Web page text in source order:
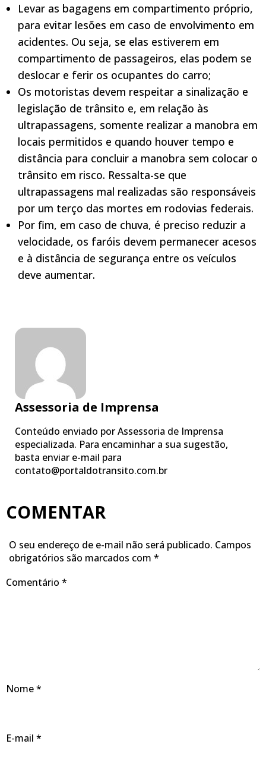
Levar as bagagens em compartimento próprio,
para evitar lesões em caso de envolvimento em
acidentes. Ou seja, se elas estiverem em
compartimento de passageiros, elas podem se
deslocar e ferir os ocupantes do carro;
Os motoristas devem respeitar a sinalização e
legislação de trânsito e, em relação às
ultrapassagens, somente realizar a manobra em
locais permitidos e quando houver tempo e
distância para concluir a manobra sem colocar o
trânsito em risco. Ressalta-se que
ultrapassagens mal realizadas são responsáveis
por um terço das mortes em rodovias federais.
Por fim, em caso de chuva, é preciso reduzir a
velocidade, os faróis devem permanecer acesos
e à distância de segurança entre os veículos
deve aumentar.
Assessoria de Imprensa
Conteúdo enviado por Assessoria de Imprensa
especializada. Para encaminhar a sua sugestão,
basta enviar e-mail para
contato@portaldotransito.com.br
COMENTAR
O seu endereço de e-mail não será publicado. Campos
obrigatórios são marcados com *
Comentário *
Nome*
E-mail *